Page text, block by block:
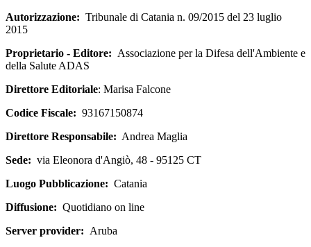
Autorizzazione: Tribunale di Catania n. 09/2015 del 23 luglio
2015
Proprietario - Editore: Associazione per la Difesa dell'Ambiente e
della Salute ADAS
Direttore Editoriale: Marisa Falcone
Codice Fiscale: 93167150874
Direttore Responsabile: Andrea Maglia
Sede: via Eleonora d'Angiò, 48 - 95125 CT
Luogo Pubblicazione: Catania
Diffusione: Quotidiano on line
Server provider: Aruba